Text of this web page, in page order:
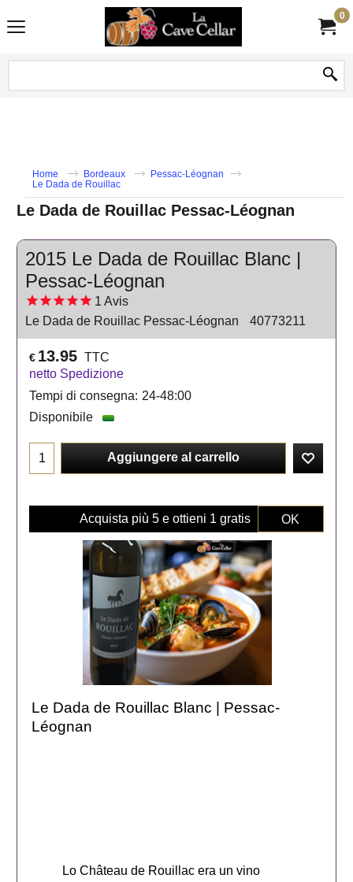
0
Home Bordeaux
Pessac-Léognan
Le Dada de Rouillac
Le Dada de Rouillac Pessac-Léognan
2015 Le Dada de Rouillac Blanc |
Pessac-Léognan
1 Avis
Le Dada de Rouillac Pessac-Léognan
40773211
€ 13.95 TTC
netto Spedizione
Tempi di consegna: 24-48:00
Disponibile
Aggiungere al carrello
Acquista più 5 e ottieni 1 gratis OK
Le Dada de Rouillac Blanc | Pessac-
Léognan
Lo Château de Rouillac era un vino